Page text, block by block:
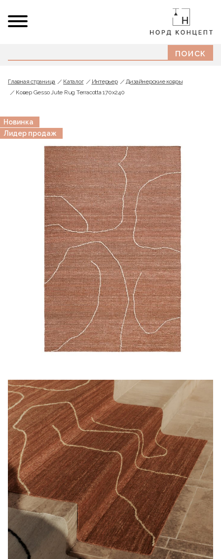
Главная страница Каталог Интерьер
Дизайнерские ковры
Ковер Gesso Jute Rug Terracotta 170х240
Новинка
Лидер продаж